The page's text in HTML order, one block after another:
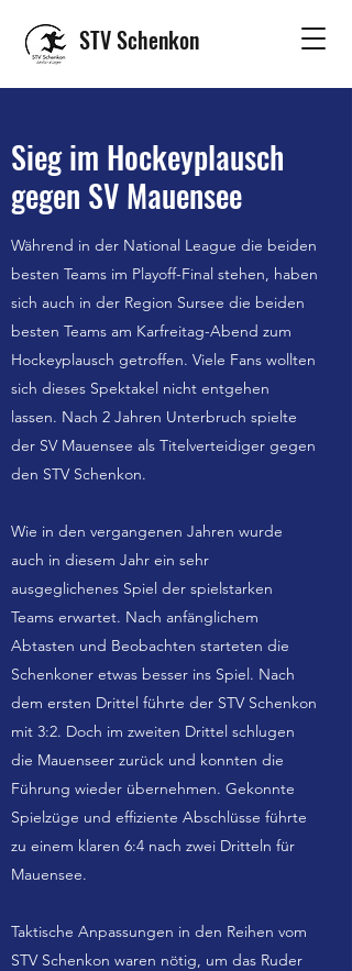
STV Schenkon
Sieg im Hockeyplausch
gegen SV Mauensee
Während in der National League die beiden
besten Teams im Playoff-Final stehen, haben
sich auch in der Region Sursee die beiden
besten Teams am Karfreitag-Abend zum
Hockeyplausch getroffen. Viele Fans wollten
sich dieses Spektakel nicht entgehen
lassen. Nach 2 Jahren Unterbruch spielte
der SV Mauensee als Titelverteidiger gegen
den STV Schenkon.
Wie in den vergangenen Jahren wurde
auch in diesem Jahr ein sehr
ausgeglichenes Spiel der spielstarken
Teams erwartet. Nach anfänglichem
Abtasten und Beobachten starteten die
Schenkoner etwas besser ins Spiel. Nach
dem ersten Drittel führte der STV Schenkon
mit 3:2. Doch im zweiten Drittel schlugen
die Mauenseer zurück und konnten die
Führung wieder übernehmen. Gekonnte
Spielzüge und effiziente Abschlüsse führte
zu einem klaren 6:4 nach zwei Dritteln für
Mauensee.
Taktische Anpassungen in den Reihen vom
STV Schenkon waren nötig, um das Ruder